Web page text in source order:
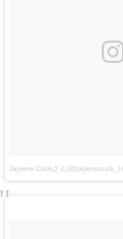
Jaylene Cookさん(@jaylenecook_)